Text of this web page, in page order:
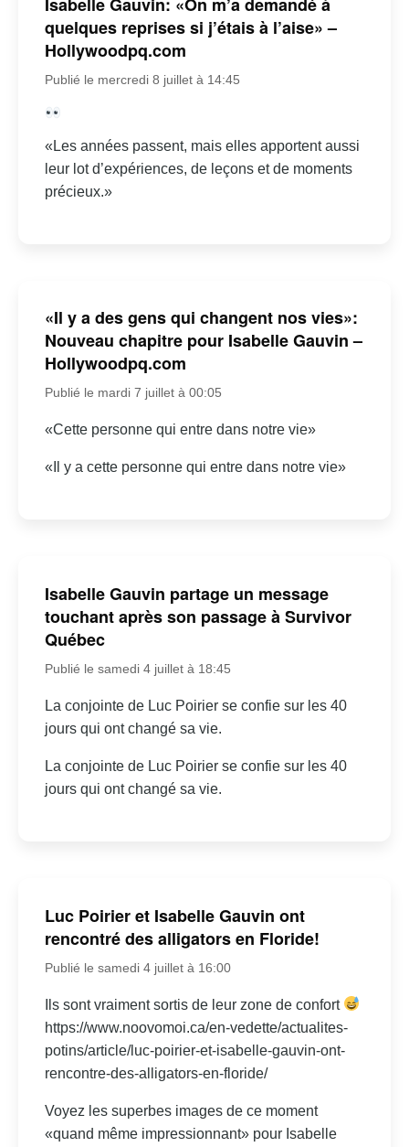
quelques reprises si j’étais à l’aise» –
Hollywoodpq.com
Publié le mercredi 8 juillet à 14:45
«Les années passent, mais elles apportent aussi
leur lot d’expériences, de leçons et de moments
précieux.»
«Il y a des gens qui changent nos vies»:
Nouveau chapitre pour Isabelle Gauvin –
Hollywoodpq.com
Publié le mardi 7 juillet à 00:05
«Cette personne qui entre dans notre vie»
«Il y a cette personne qui entre dans notre vie»
Isabelle Gauvin partage un message
touchant après son passage à Survivor
Québec
Publié le samedi 4 juillet à 18:45
La conjointe de Luc Poirier se confie sur les 40
jours qui ont changé sa vie.
La conjointe de Luc Poirier se confie sur les 40
jours qui ont changé sa vie.
Luc Poirier et Isabelle Gauvin ont
rencontré des alligators en Floride!
Publié le samedi 4 juillet à 16:00
Ils sont vraiment sortis de leur zone de confort
https://www.noovomoi.ca/en-vedette/actualites-
potins/article/luc-poirier-et-isabelle-gauvin-ont-
rencontre-des-alligators-en-floride/
Voyez les superbes images de ce moment
«quand même impressionnant» pour Isabelle